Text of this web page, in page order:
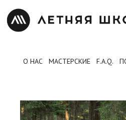
О НАС МАСТЕРСКИЕ F.A.Q.